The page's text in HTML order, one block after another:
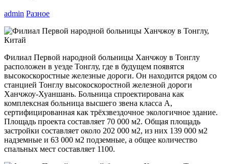
admin Разное
Филиал Первой народной больницы Ханчжоу в Тонглу
расположен в уезде Тонглу, где в будущем появятся
высокоскоростные железные дороги. Он находится рядом со
станцией Тонглу высокоскоростной железной дороги
Ханчжоу-Хуаншань. Больница спроектирована как
комплексная больница высшего звена класса А,
сертифицированная как трёхзвездочное экологичное здание.
Площадь проекта составляет 70 000 м2. Общая площадь
застройки составляет около 202 000 м2, из них 139 000 м2
надземные и 63 000 м2 подземные, а общее количество
спальных мест составляет 1100.